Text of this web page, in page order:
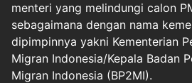
menteri yang melindungi calon
sebagaimana dengan nama
dipimpinnya yakni Kementerian
Migran Indonesia/Kepala Badan
Migran Indonesia (BP2MI).